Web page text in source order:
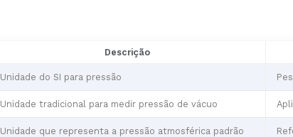
Descrição
Unidade do SI para pressão
Unidade tradicional para medir pressão de vácuo
Unidade que representa a pressão atmosférica padrão